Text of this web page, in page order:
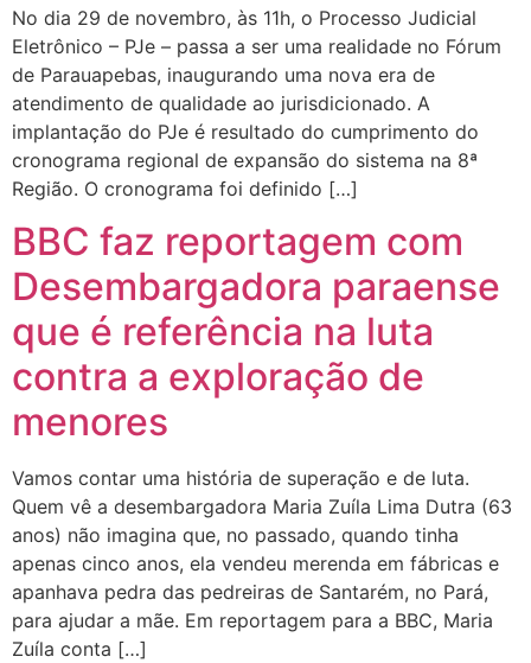
No dia 29 de novembro, às 11h, o Processo Judicial
Eletrônico – PJe – passa a ser uma realidade no Fórum
de Parauapebas, inaugurando uma nova era de
atendimento de qualidade ao jurisdicionado. A
implantação do PJe é resultado do cumprimento do
cronograma regional de expansão do sistema na 8ª
Região. O cronograma foi definido […]
BBC faz reportagem com
Desembargadora paraense
que é referência na luta
contra a exploração de
menores
Vamos contar uma história de superação e de luta.
Quem vê a desembargadora Maria Zuíla Lima Dutra (63
anos) não imagina que, no passado, quando tinha
apenas cinco anos, ela vendeu merenda em fábricas e
apanhava pedra das pedreiras de Santarém, no Pará,
para ajudar a mãe. Em reportagem para a BBC, Maria
Zuíla conta […]